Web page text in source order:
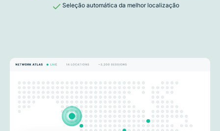
Seleção automática da melhor localização